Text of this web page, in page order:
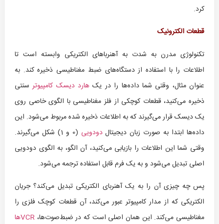
کرد.
قطعات الکترونیک
تکنولوژی مدرن به شدت به آهنرباهای الکتریکی وابسته است تا
اطلاعات را با استفاده از دستگاه‌های ضبط مغناطیسی ذخیره کند. به
عنوان مثال، وقتی شما داده‌ها را در یک هارد دیسک کامپیوترسنتی
ذخیره می‌کنید، قطعات کوچکی از فلز مغناطیسی با الگوی خاصی روی
یک دیسک قرار می‌گیرند که به اطلاعات ذخیره شده مربوط می‌شود. این
داده‌ها ابتدا به صورت زبان دیجیتالدودویی
(0 و 1) شکل می‌گیرند.
وقتی شما این اطلاعات را بازیابی می‌کنید، آن الگو، به الگوی دودویی
اصلی تبدیل می‌شود و به یک فرم قابل استفاده ترجمه می‌شود.
پس چه چیزی آن را به یک آهنربای الکتریکی تبدیل می‌کند؟ جریان
الکتریکی که از مدار کامپیوتر عبور می‌کند، آن قطعات کوچک فلزی را
مغناطیسی می‌کند. این همان اصلی است که در ضبط‌صوت‌ها، VCRها